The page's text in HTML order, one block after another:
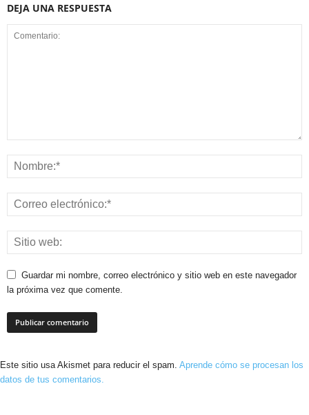
DEJA UNA RESPUESTA
Guardar mi nombre, correo electrónico y sitio web en este navegador
la próxima vez que comente.
Este sitio usa Akismet para reducir el spam. Aprende cómo se procesan los
datos de tus comentarios.